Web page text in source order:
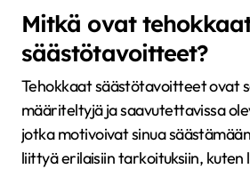
Mitkä ovat
säästötavoitteet?
Tehokkaat säästötavoitteet ovat
määriteltyjä ja saavutettavissa
jotka motivoivat sinua
liittyä erilaisiin tarkoituksiin, kuten